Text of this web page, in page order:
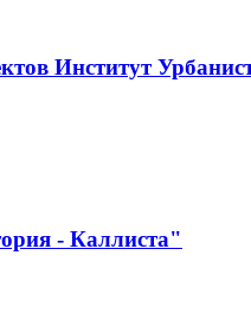
Институт
- Каллиста"